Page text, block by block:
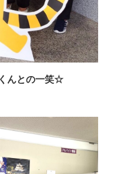
んとの一笑☆